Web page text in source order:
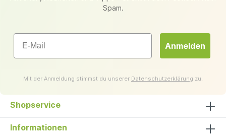
Spam.
Email
Anmelden
Mit der Anmeldung stimmst du unserer Datenschutzerklärung zu.
Shopservice
Informationen